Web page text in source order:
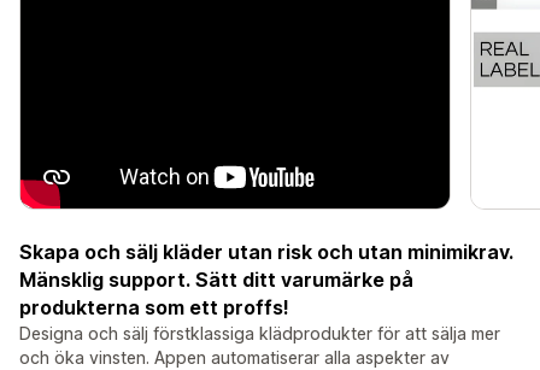
Skapa och sälj kläder utan risk och utan minimikrav.
Mänsklig support. Sätt ditt varumärke på
produkterna som ett proffs!
Designa och sälj förstklassiga klädprodukter för att sälja mer
och öka vinsten. Appen automatiserar alla aspekter av